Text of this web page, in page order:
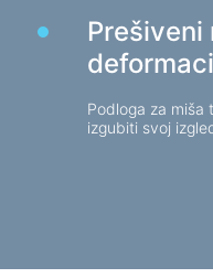
Auto uređaji
Punjači za auto
Prešiveni
Podloga za miša
izgubiti svoj